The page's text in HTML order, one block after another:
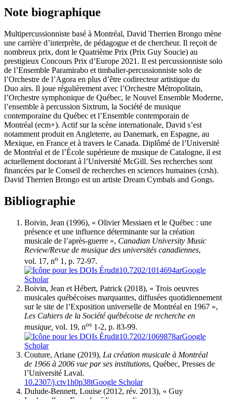
Note biographique
Multipercussionniste basé à Montréal, David Therrien Brongo mène
une carrière d’interprète, de pédagogue et de chercheur. Il reçoit de
nombreux prix, dont le Quatrième Prix (Prix Guy Soucie) au
prestigieux Concours Prix d’Europe 2021. Il est percussionniste solo
de l’Ensemble Paramirabo et timbalier-percussionniste solo de
l’Orchestre de l’Agora en plus d’être codirecteur artistique du
Duo airs. Il joue régulièrement avec l’Orchestre Métropolitain,
l’Orchestre symphonique de Québec, le Nouvel Ensemble Moderne,
l’ensemble à percussion Sixtrum, la Société de musique
contemporaine du Québec et l’Ensemble contemporain de
Montréal (ecm+). Actif sur la scène internationale, David s’est
notamment produit en Angleterre, au Danemark, en Espagne, au
Mexique, en France et à travers le Canada. Diplômé de l’Université
de Montréal et de l’École supérieure de musique de Catalogne, il est
actuellement doctorant à l’Université McGill. Ses recherches sont
financées par le Conseil de recherches en sciences humaines (crsh).
David Therrien Brongo est un artiste Dream Cymbals and Gongs.
Bibliographie
Boivin, Jean (1996), « Olivier Messiaen et le Québec : une
présence et une influence déterminante sur la création
musicale de l’après-guerre », Canadian University Music
Review/Revue de musique des universités canadiennes,
vol. 17, no 1, p. 72-97.
10.7202/1014694arGoogle
Scholar
Boivin, Jean et Hébert, Patrick (2018), « Trois oeuvres
musicales québécoises marquantes, diffusées quotidiennement
sur le site de l’Exposition universelle de Montréal en 1967 »,
Les Cahiers de la Société québécoise de recherche en
musique, vol. 19, nos 1-2, p. 83-99.
10.7202/1069878arGoogle
Scholar
Couture, Ariane (2019), La création musicale à Montréal
de 1966 à 2006 vue par ses institutions, Québec, Presses de
l’Université Laval.
10.2307/j.ctv1h0p38tGoogle Scholar
Dulude-Bennett, Louise (2012, rév. 2013), « Guy